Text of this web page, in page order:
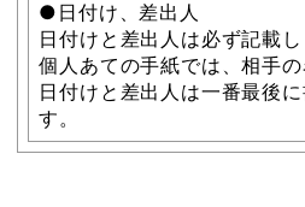
●日付け、差出人
日付けと差出人は必ず記載し
個人あての手紙では、相手の
日付けと差出人は一番最後
す。